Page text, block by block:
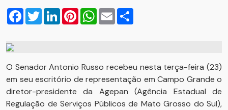
Facebook
TwitterLinkedInPinterestWhatsApp
Email
O Senador Antonio Russo recebeu nesta terça-feira (23)
em seu escritório de representação em Campo Grande o
diretor-presidente da Agepan (Agência Estadual de
Regulação de Serviços Públicos de Mato Grosso do Sul),